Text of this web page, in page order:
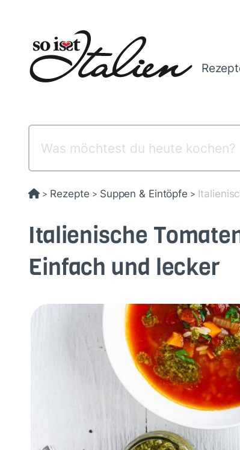
> Rezepte > Suppen & Eintöpfe >
Italienische
Einfach und lecker